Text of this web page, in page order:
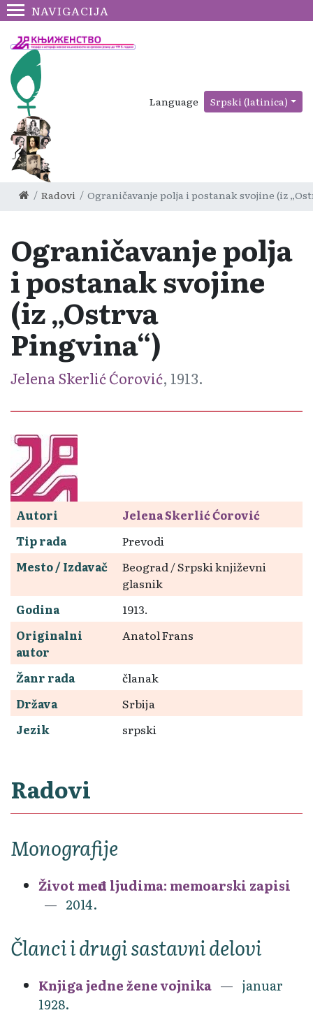
NAVIGACIJA
Language Srpski (latinica)
Radovi Ograničavanje polja i postanak svojine (iz
Ograničavanje polja
i postanak svojine
(iz „Ostrva
Pingvina“)
Jelena Skerlić Ćorović, 1913.
Autori
Jelena Skerlić Ćorović
Tip rada
Prevodi
Mesto / Izdavač
Beograd / Srpski književni
glasnik
Godina
1913.
Originalni
autor
Anatol Frans
Žanr rada
članak
Država
Srbija
Jezik
srpski
Radovi
Monografije
Život među ljudima: memoarski zapisi
2014.
Članci i drugi sastavni delovi
Knjiga jedne žene vojnika
januar
1928.